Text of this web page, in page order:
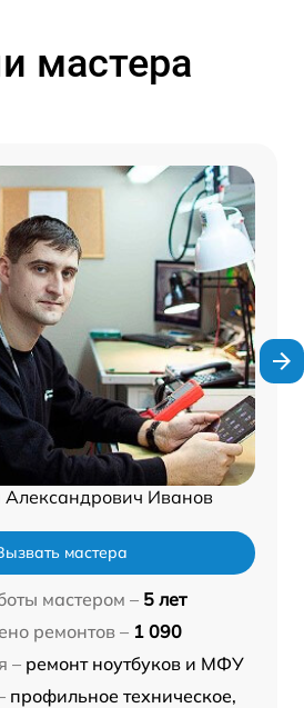
мастера
Александрович Иванов
мастера
мастером – 5 лет
ремонтов – 1 090
– ремонт ноутбуков и МФУ
профильное техническое,